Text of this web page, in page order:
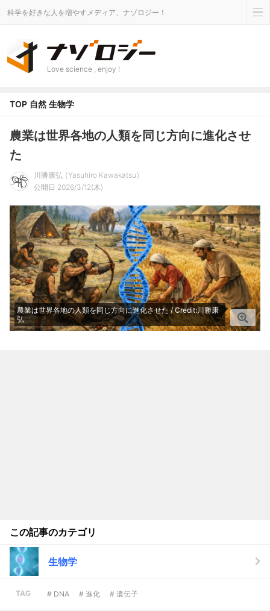
科学を好きな人を増やすメディア、ナゾロジー！
Love science , enjoy !
TOP 自然 生物学
農業は世界各地の人類を同じ方向に進化させ
た
川勝康弘
Yasuhiro Kawakatsu
公開日 2026/3/12(木)
農業は世界各地の人類を同じ方向に進化させた / Credit:川勝康
弘
この記事のカテゴリ
生物学
TAG # DNA # 進化 # 遺伝子